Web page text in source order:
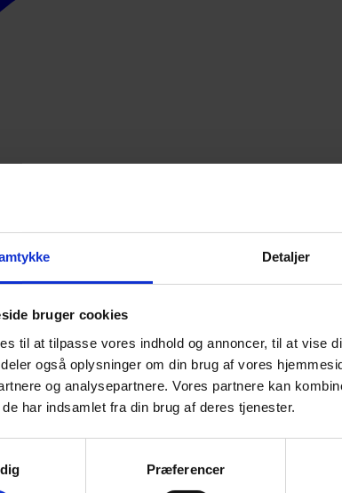
Detaljer
bruger cookies
til at tilpasse vores indhold og annoncer, til at vise
også oplysninger om din brug af vores
og analysepartnere. Vores partnere kan
har indsamlet fra din brug af deres tjenester.
Præferencer